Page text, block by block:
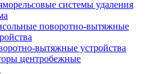
системы удаления
поворотно-вытяжные
вытяжные устройства
центробежные